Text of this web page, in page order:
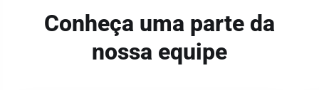
Conheça uma parte da
nossa equipe